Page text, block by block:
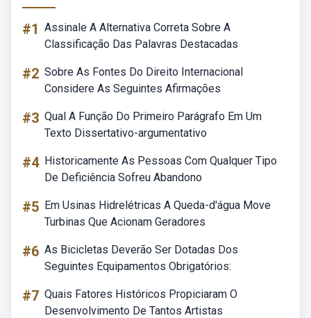
#1 Assinale A Alternativa Correta Sobre A
Classificação Das Palavras Destacadas
#2 Sobre As Fontes Do Direito Internacional
Considere As Seguintes Afirmações
#3 Qual A Função Do Primeiro Parágrafo Em Um
Texto Dissertativo-argumentativo
#4 Historicamente As Pessoas Com Qualquer Tipo
De Deficiência Sofreu Abandono
#5 Em Usinas Hidrelétricas A Queda-d'água Move
Turbinas Que Acionam Geradores
#6 As Bicicletas Deverão Ser Dotadas Dos
Seguintes Equipamentos Obrigatórios:
#7 Quais Fatores Históricos Propiciaram O
Desenvolvimento De Tantos Artistas